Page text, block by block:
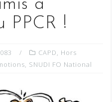
à
PPCR !
CAPD, Hors
, SNUDI FO National